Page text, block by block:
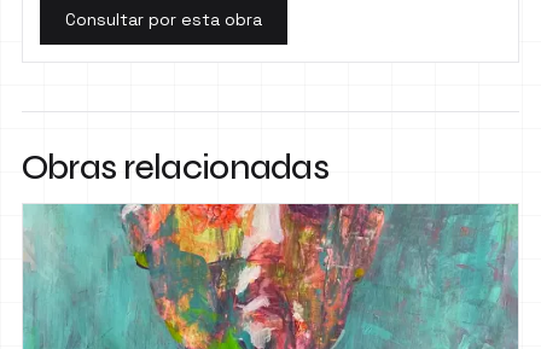
Consultar por esta obra
Obras relacionadas